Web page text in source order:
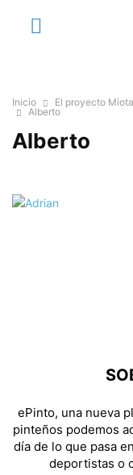
Inicio
El proyecto
Alberto
Alberto
ePinto, una nueva
pinteños podemos
día de lo que pasa
deportistas o